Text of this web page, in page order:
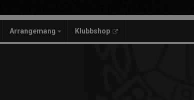
Arrangemang Klubbshop